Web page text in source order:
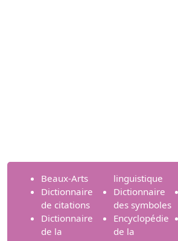
Beaux-Arts
Dictionnaire
de citations
Dictionnaire
de la
linguistique
Dictionnaire
des symboles
Encyclopédie
de la